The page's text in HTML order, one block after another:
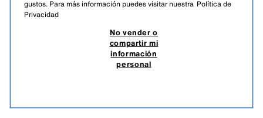
gustos. Para más información puedes visitar nuestra Política de
Privacidad
No vender o
compartir mi
información
personal